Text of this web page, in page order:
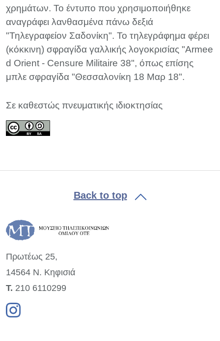
χρημάτων. Το έντυπο που χρησιμοποιήθηκε
αναγράφει λανθασμένα πάνω δεξιά
"Τηλεγραφείον Σαδονίκη". Το τηλεγράφημα φέρει
(κόκκινη) σφραγίδα γαλλικής λογοκρισίας "Armee
d Orient - Censure Militaire 38", όπως επίσης
μπλε σφραγίδα "Θεσσαλονίκη 18 Μαρ 18".
Σε καθεστώς πνευματικής ιδιοκτησίας
Back to top
Πρωτέως 25,
14564 Ν. Κηφισιά
Τ. 210 6110299